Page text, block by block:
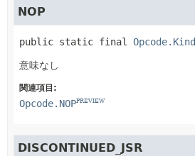
NOP
public static final Opcode.Kind
意味なし
関連項目:
Opcode.NOPPREVIEW
DISCONTINUED_JSR